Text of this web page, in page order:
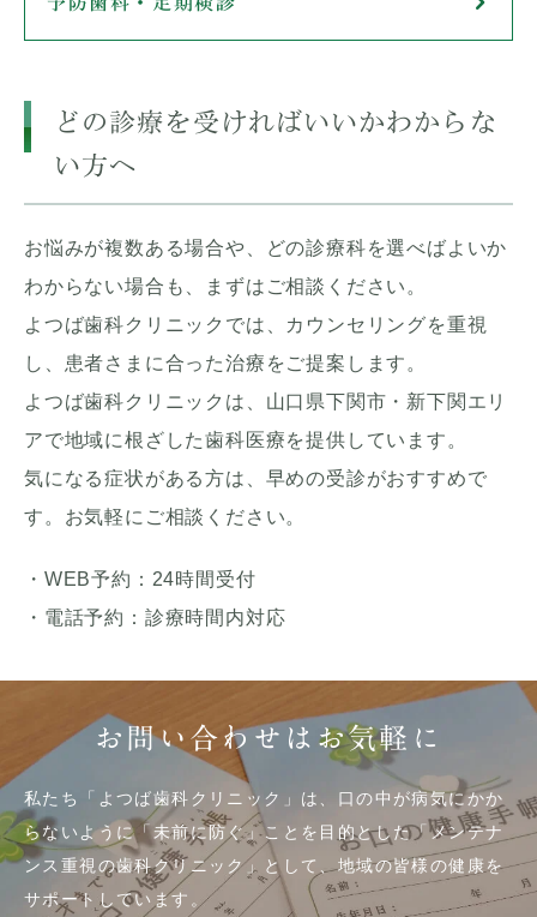
どの診療を受ければいいかわからな
い方へ
お悩みが複数ある場合や、どの診療科を選べばよいか
わからない場合も、まずはご相談ください。
よつば歯科クリニックでは、カウンセリングを重視
し、患者さまに合った治療をご提案します。
よつば歯科クリニックは、山口県下関市・新下関エリ
アで地域に根ざした歯科医療を提供しています。
気になる症状がある方は、早めの受診がおすすめで
す。お気軽にご相談ください。
・WEB予約：24時間受付
・電話予約：診療時間内対応
お問い合わせはお気軽に
私たち「よつば歯科クリニック」は、口の中が病気にかか
らないように「未前に防ぐ」ことを目的とした「メンテナ
ンス重視の歯科クリニック」として、地域の皆様の健康を
サポートしています。